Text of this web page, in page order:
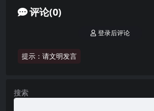
评论(0)
提示：请文明发言
登录后评论
搜索